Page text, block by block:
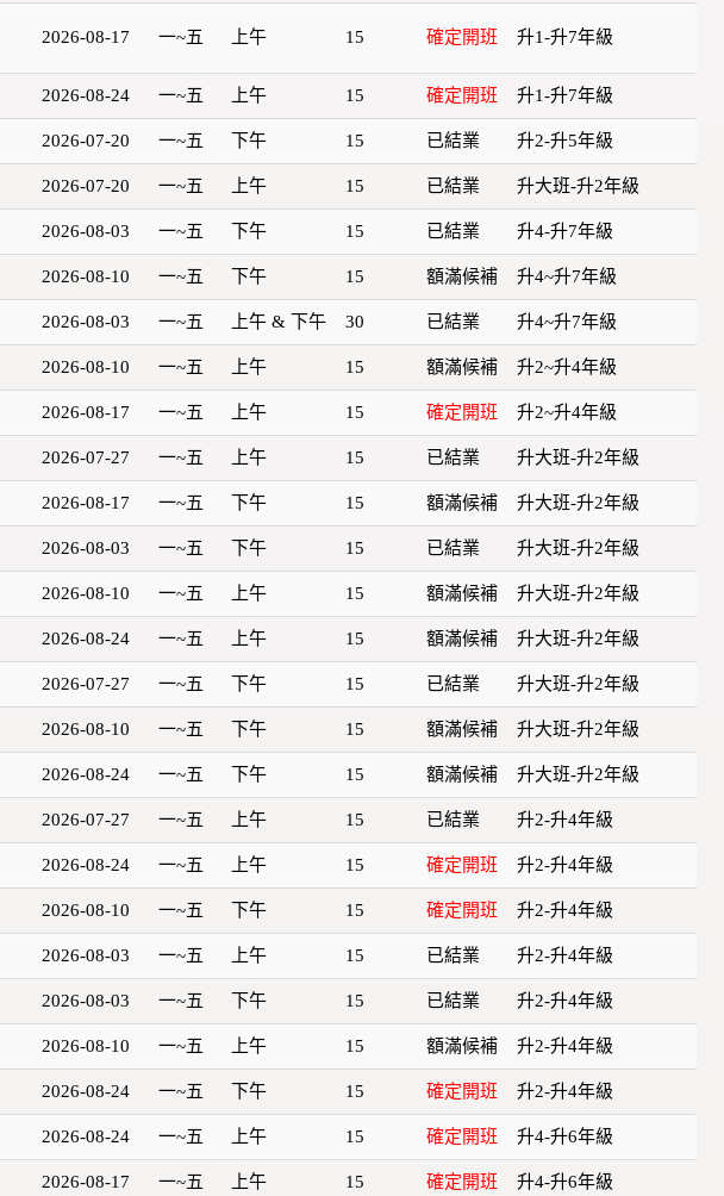
2026-08-17 一~五 上午 15 確定開班 升1-升7年級
2026-08-24 一~五 上午 15 確定開班 升1-升7年級
2026-07-20 一~五 下午 15 已結業 升2-升5年級
2026-07-20 一~五 上午 15 已結業 升大班-升2年級
2026-08-03 一~五 下午 15 已結業 升4-升7年級
2026-08-10 一~五 下午 15 額滿候補 升4~升7年級
2026-08-03 一~五 上午 & 下午 30 已結業 升4~升7年級
2026-08-10 一~五 上午 15 額滿候補 升2~升4年級
2026-08-17 一~五 上午 15 確定開班 升2~升4年級
2026-07-27 一~五 上午 15 已結業 升大班-升2年級
2026-08-17 一~五 下午 15 額滿候補 升大班-升2年級
2026-08-03 一~五 下午 15 已結業 升大班-升2年級
2026-08-10 一~五 上午 15 額滿候補 升大班-升2年級
2026-08-24 一~五 上午 15 額滿候補 升大班-升2年級
2026-07-27 一~五 下午 15 已結業 升大班-升2年級
2026-08-10 一~五 下午 15 額滿候補 升大班-升2年級
2026-08-24 一~五 下午 15 額滿候補 升大班-升2年級
2026-07-27 一~五 上午 15 已結業 升2-升4年級
2026-08-24 一~五 上午 15 確定開班 升2-升4年級
2026-08-10 一~五 下午 15 確定開班 升2-升4年級
2026-08-03 一~五 上午 15 已結業 升2-升4年級
2026-08-03 一~五 下午 15 已結業 升2-升4年級
2026-08-10 一~五 上午 15 額滿候補 升2-升4年級
2026-08-24 一~五 下午 15 確定開班 升2-升4年級
2026-08-24 一~五 上午 15 確定開班 升4-升6年級
2026-08-17 一~五 上午 15 確定開班 升4-升6年級